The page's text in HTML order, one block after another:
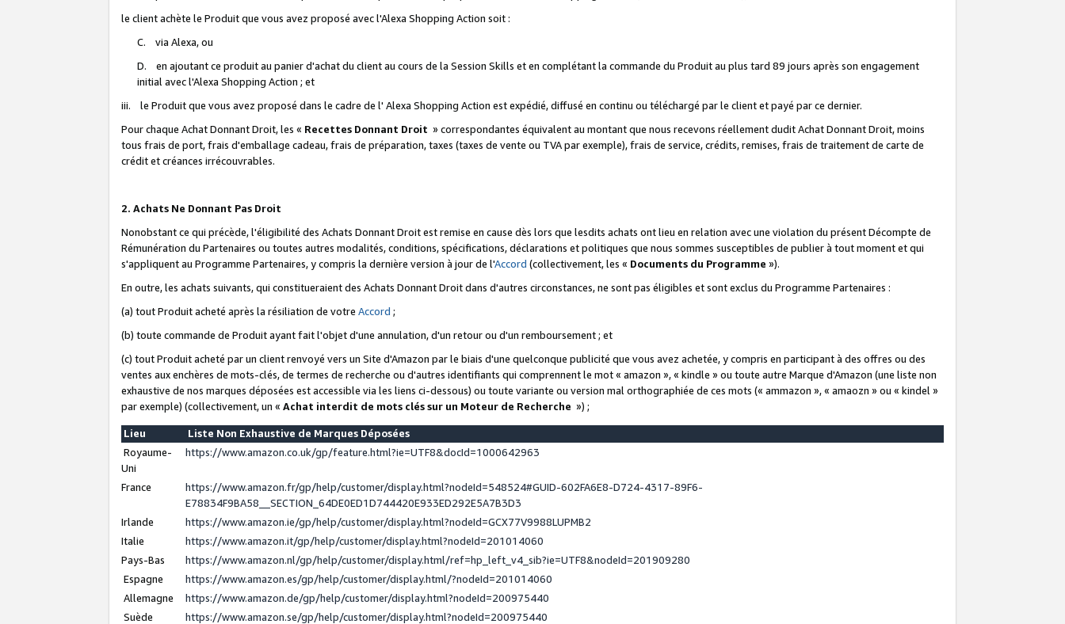
le client achète le Produit que vous avez proposé avec l'Alexa Shopping Action soit :
C. via Alexa, ou
D. en ajoutant ce produit au panier d'achat du client au cours de la Session Skills et en complétant la commande du Produit au plus tard 89 jours après son engagement
initial avec l'Alexa Shopping Action ; et
iii. le Produit que vous avez proposé dans le cadre de l' Alexa Shopping Action est expédié, diffusé en continu ou téléchargé par le client et payé par ce dernier.
Pour chaque Achat Donnant Droit, les « Recettes Donnant Droit » correspondantes équivalent au montant que nous recevons réellement dudit Achat Donnant Droit, moins
tous frais de port, frais d'emballage cadeau, frais de préparation, taxes (taxes de vente ou TVA par exemple), frais de service, crédits, remises, frais de traitement de carte de
crédit et créances irrécouvrables.
2. Achats Ne Donnant Pas Droit
Nonobstant ce qui précède, l'éligibilité des Achats Donnant Droit est remise en cause dès lors que lesdits achats ont lieu en relation avec une violation du présent Décompte de
Rémunération du Partenaires ou toutes autres modalités, conditions, spécifications, déclarations et politiques que nous sommes susceptibles de publier à tout moment et qui
s'appliquent au Programme Partenaires, y compris la dernière version à jour de l'Accord (collectivement, les « Documents du Programme »).
En outre, les achats suivants, qui constitueraient des Achats Donnant Droit dans d'autres circonstances, ne sont pas éligibles et sont exclus du Programme Partenaires :
(a) tout Produit acheté après la résiliation de votre Accord ;
(b) toute commande de Produit ayant fait l'objet d'une annulation, d'un retour ou d'un remboursement ; et
(c) tout Produit acheté par un client renvoyé vers un Site d'Amazon par le biais d'une quelconque publicité que vous avez achetée, y compris en participant à des offres ou des
ventes aux enchères de mots-clés, de termes de recherche ou d'autres identifiants qui comprennent le mot « amazon », « kindle » ou toute autre Marque d'Amazon (une liste non
exhaustive de nos marques déposées est accessible via les liens ci-dessous) ou toute variante ou version mal orthographiée de ces mots (« ammazon », « amaozn » ou « kindel »
par exemple) (collectivement, un « Achat interdit de mots clés sur un Moteur de Recherche ») ;
Lieu
Liste Non Exhaustive de Marques Déposées
Royaume-
Uni
https://www.amazon.co.uk/gp/feature.html?ie=UTF8&docId=1000642963
France
https://www.amazon.fr/gp/help/customer/display.html?nodeId=548524#GUID-602FA6E8-D724-4317-89F6-
E78834F9BA58__SECTION_64DE0ED1D744420E933ED292E5A7B3D3
Irlande
https://www.amazon.ie/gp/help/customer/display.html?nodeId=GCX77V9988LUPMB2
Italie
https://www.amazon.it/gp/help/customer/display.html?nodeId=201014060
Pays-Bas
https://www.amazon.nl/gp/help/customer/display.html/ref=hp_left_v4_sib?ie=UTF8&nodeId=201909280
Espagne
https://www.amazon.es/gp/help/customer/display.html/?nodeId=201014060
Allemagne
https://www.amazon.de/gp/help/customer/display.html?nodeId=200975440
Suède
https://www.amazon.se/gp/help/customer/display.html?nodeId=200975440